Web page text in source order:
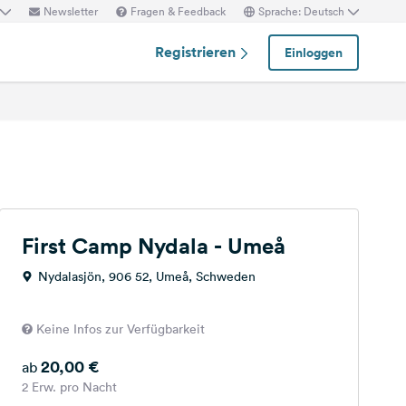
Newsletter Fragen & Feedback Sprache: Deutsch
Registrieren Einloggen
First Camp Nydala - Umeå
Nydalasjön, 906 52, Umeå, Schweden
Keine Infos zur Verfügbarkeit
ab 20,00 €
2 Erw. pro Nacht